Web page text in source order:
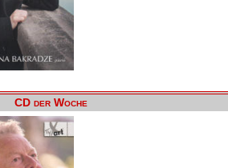
CD der Woche